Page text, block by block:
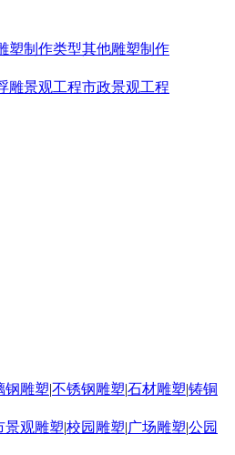
塑制作类型其他雕塑制作
雕景观工程市政景观工程
钢雕塑|不锈钢雕塑|石材雕塑|铸铜
景观雕塑|校园雕塑|广场雕塑|公园